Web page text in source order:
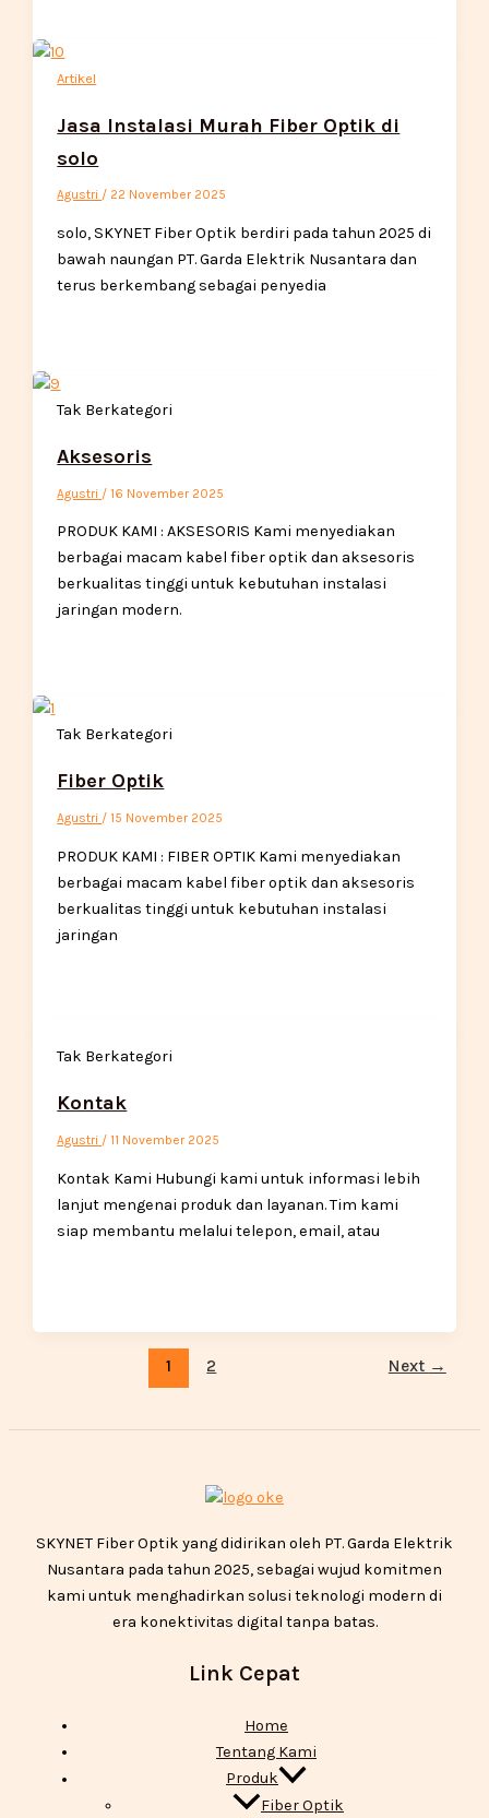
Artikel
Jasa Instalasi Murah Fiber Optik di
solo
Agustri / 22 November 2025
solo, SKYNET Fiber Optik berdiri pada tahun 2025 di
bawah naungan PT. Garda Elektrik Nusantara dan
terus berkembang sebagai penyedia
Tak Berkategori
Aksesoris
Agustri /16 November 2025
PRODUK KAMI : AKSESORIS Kami menyediakan
berbagai macam kabel fiber optik dan aksesoris
berkualitas tinggi untuk kebutuhan instalasi
jaringan modern.
Tak Berkategori
Fiber Optik
Agustri /15 November 2025
PRODUK KAMI : FIBER OPTIK Kami menyediakan
berbagai macam kabel fiber optik dan aksesoris
berkualitas tinggi untuk kebutuhan instalasi
jaringan
Tak Berkategori
Kontak
Agustri /11 November 2025
Kontak Kami Hubungi kami untuk informasi lebih
lanjut mengenai produk dan layanan. Tim kami
siap membantu melalui telepon, email, atau
1 2 Next →
SKYNET Fiber Optik yang didirikan oleh PT. Garda Elektrik
Nusantara pada tahun 2025, sebagai wujud komitmen
kami untuk menghadirkan solusi teknologi modern di
era konektivitas digital tanpa batas.
Link Cepat
Home
Tentang Kami
Produk
Fiber Optik